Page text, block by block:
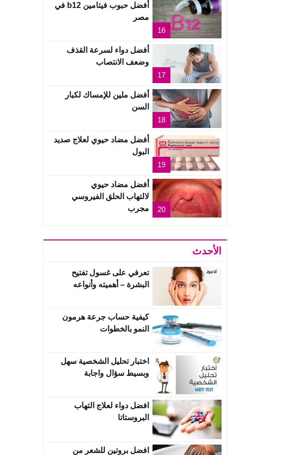
16
أفضل حبوب فيتامين b12 في
مصر
17
أفضل دواء لسرعة القذف
وضعف الانتصاب
18
أفضل ملين للإمساك لكبار
السن
19
أفضل مضاد حيوي لعلاج صديد
البول
20
أفضل مضاد حيوي
لالتهاب الحلق الفيروسي
مجرب
الأحدث
تعرفي على غسول تفتيح
البشرة – أهميته وأنواعه
كيفية حساب جرعة هرمون
النمو بالخطوات
اختبار تحليل الشخصية سهل
وبسيط سؤال واجابة
افضل دواء لعلاج التهاب
البروستاتا
افضل بروتين للشعر من